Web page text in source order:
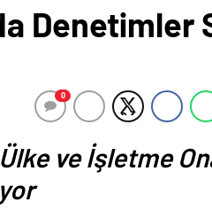
Denetimler
0
ve İşletme